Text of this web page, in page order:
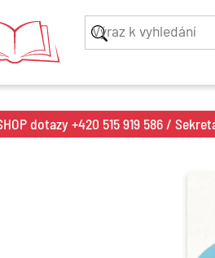
dotazy +420 515 919 586 /